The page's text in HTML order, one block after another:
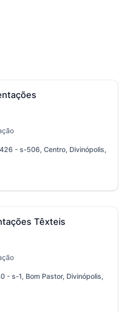
- s-506, Centro, Divinópolis,
Têxteis
- s-1, Bom Pastor, Divinópolis,